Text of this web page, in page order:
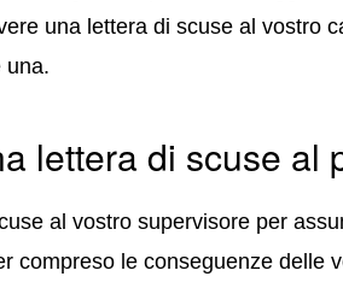
una lettera di scuse al vostro
una.
lettera di scuse al
al vostro supervisore per
compreso le conseguenze delle